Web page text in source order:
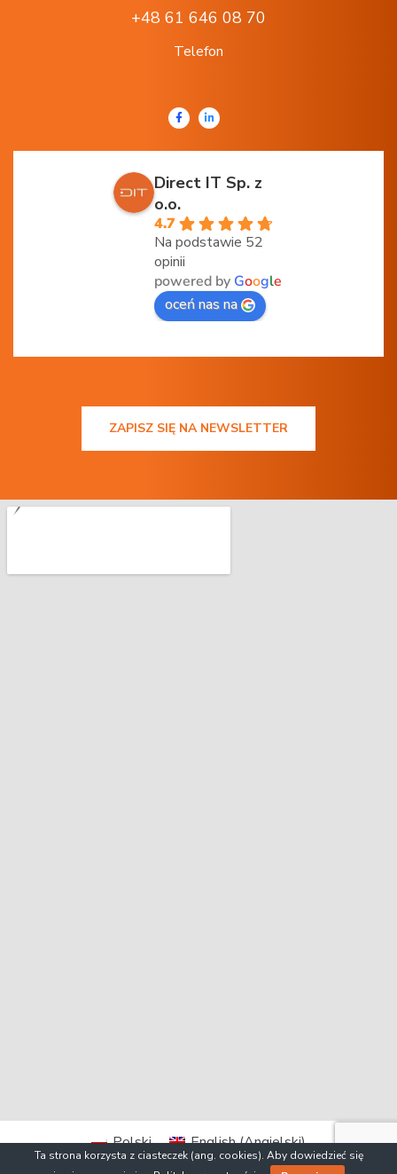
+48 61 646 08 70
Telefon
Direct IT Sp. z
o.o.
4.7
Na podstawie 52
opinii
powered by Google
oceń nas na
ZAPISZ SIĘ NA NEWSLETTER
Ta strona korzysta z ciasteczek (ang. cookies). Aby dowiedzieć się
Polski English(Angielski)